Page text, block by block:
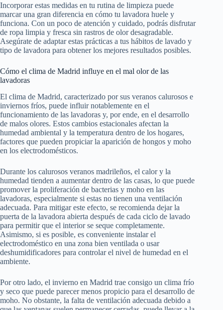
Incorporar estas medidas en tu rutina de limpieza puede
marcar una gran diferencia en cómo tu lavadora huele y
funciona. Con un poco de atención y cuidado, podrás disfrutar
de ropa limpia y fresca sin rastros de olor desagradable.
Asegúrate de adaptar estas prácticas a tus hábitos de lavado y
tipo de lavadora para obtener los mejores resultados posibles.
Cómo el clima de Madrid influye en el mal olor de las
lavadoras
El clima de Madrid, caracterizado por sus veranos calurosos e
inviernos fríos, puede influir notablemente en el
funcionamiento de las lavadoras y, por ende, en el desarrollo
de malos olores. Estos cambios estacionales afectan la
humedad ambiental y la temperatura dentro de los hogares,
factores que pueden propiciar la aparición de hongos y moho
en los electrodomésticos.
Durante los calurosos veranos madrileños, el calor y la
humedad tienden a aumentar dentro de las casas, lo que puede
promover la proliferación de bacterias y moho en las
lavadoras, especialmente si estas no tienen una ventilación
adecuada. Para mitigar este efecto, se recomienda dejar la
puerta de la lavadora abierta después de cada ciclo de lavado
para permitir que el interior se seque completamente.
Asimismo, si es posible, es conveniente instalar el
electrodoméstico en una zona bien ventilada o usar
deshumidificadores para controlar el nivel de humedad en el
ambiente.
Por otro lado, el invierno en Madrid trae consigo un clima frío
y seco que puede parecer menos propicio para el desarrollo de
moho. No obstante, la falta de ventilación adecuada debido a